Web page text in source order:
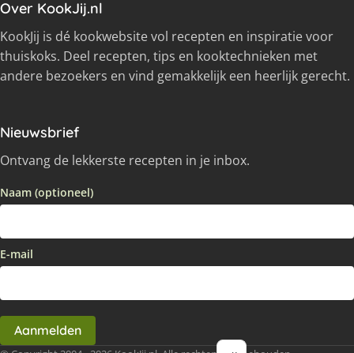
Over KookJij.nl
KookJij is dé kookwebsite vol recepten en inspiratie voor
thuiskoks. Deel recepten, tips en kooktechnieken met
andere bezoekers en vind gemakkelijk een heerlijk gerecht.
Nieuwsbrief
Ontvang de lekkerste recepten in je inbox.
Naam (optioneel)
E-mail
Aanmelden